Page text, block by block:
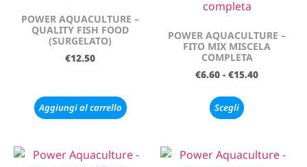
POWER AQUACULTURE –
QUALITY FISH FOOD
(SURGELATO)
€12.50
Aggiungi al carrello
POWER AQUACULTURE –
FITO MIX MISCELA
COMPLETA
€6.60 - €15.40
Scegli